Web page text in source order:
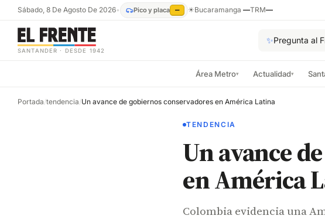
Sábado, 8 De Agosto De 2026• Pico y placa — ☀Bucaramanga—TRM—
SANTANDER · DESDE 1942
✨Pregunta al
Área Metro▾ Actualidad▾
Portada/tendencia/Un avance de gobiernos conservadores en América Latina
TENDENCIA
Un avance
en América
Colombia evidencia una